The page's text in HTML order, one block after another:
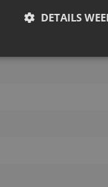
opgevouwen
wordt.
stuit.
bent u zelf
zijn
en
De
DETAILS